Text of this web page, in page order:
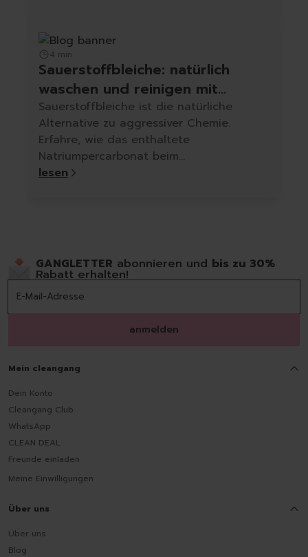
4 min
Sauerstoffbleiche: natürlich
waschen und reinigen mit
Natriumpercarbonat
Sauerstoffbleiche ist die natürliche
Alternative zu aggressiver Chemie.
Erfahre, wie das enthaltete
Natriumpercarbonat beim
Wäschewaschen, Fleckenentfernen und
lesen
GANGLETTER abonnieren und bis zu 30%
Rabatt erhalten!
anmelden
Mein cleangang
Dein Konto
Cleangang Club
WhatsApp
CLEAN DEAL
Freunde einladen
Meine Einwilligungen
Über uns
Über uns
Blog